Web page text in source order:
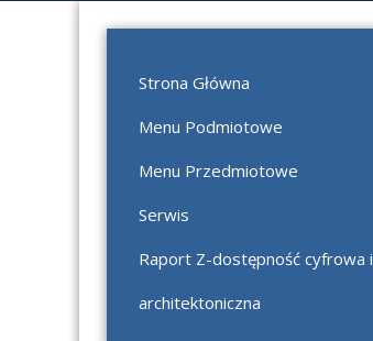
Strona Główna
Menu Podmiotowe
Menu Przedmiotowe
Serwis
Raport Z-dostępność cyfrowa i
architektoniczna